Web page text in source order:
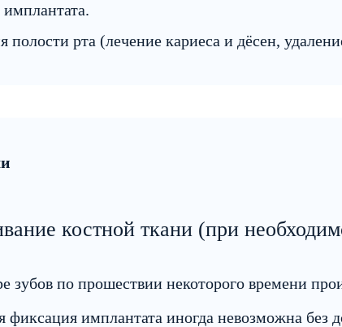
полости рта (лечение кариеса и дёсен,
костной ткани (при
зубов по прошествии некоторого времени
фиксация имплантата иногда невозможна без